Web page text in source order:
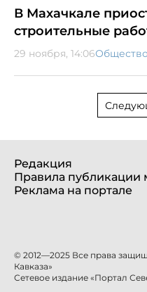
В Махачкале
строительные
29 ноября, 14:06
Редакция
Правила публикации
Реклама на портале
© 2012—2025 Все права
Кавказа»
Сетевое издание «Портал